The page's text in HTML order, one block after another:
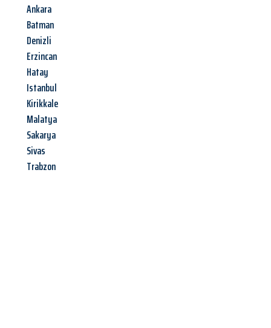
Ankara
Batman
Denizli
Erzincan
Hatay
Istanbul
Kirikkale
Malatya
Sakarya
Sivas
Trabzon